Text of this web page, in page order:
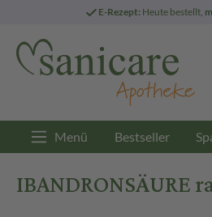
E-Rezept: Heute bestellt,
Menü Bestseller